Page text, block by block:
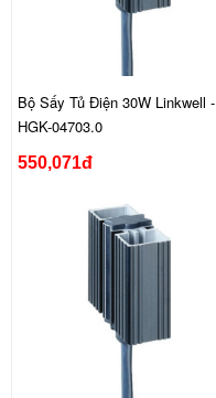
Bộ Sấy Tủ Điện 30W Linkwell -
HGK-04703.0
550,071đ